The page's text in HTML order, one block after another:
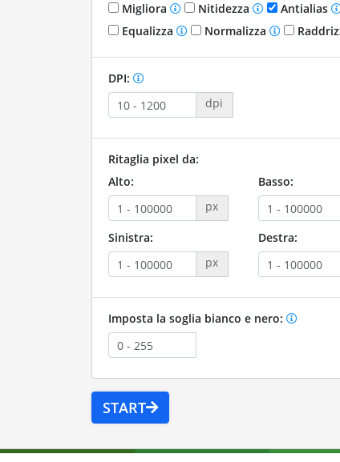
Migliora Nitidezza Antialias
Equalizza
Normalizza
DPI:
dpi
Ritaglia pixel da:
Alto:
px
Basso:
Sinistra:
px
Destra:
Imposta la soglia bianco e nero:
START